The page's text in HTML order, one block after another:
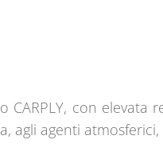
con elevata
agli agenti